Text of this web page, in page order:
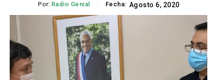
Por: Radio Genial Fecha: Agosto 6, 2020